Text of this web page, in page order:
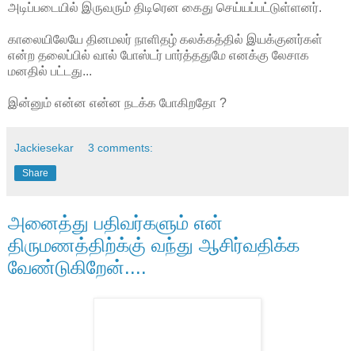
அடிப்படையில் இருவரும் திடிரென கைது செய்யப்பட்டுள்ளனர்.
காலையிலேயே தினமலர் நாளிதழ் கலக்கத்தில் இயக்குனர்கள்
என்ற தலைப்பில் வால் போஸ்டர் பார்த்ததுமே எனக்கு லேசாக
மனதில் பட்டது...
இன்னும் என்ன என்ன நடக்க போகிறதோ ?
Jackiesekar 3 comments:
Share
அனைத்து பதிவர்களும் என்
திருமணத்திற்க்கு் வந்து ஆசிர்வதிக்க
வேண்டுகிறேன்....